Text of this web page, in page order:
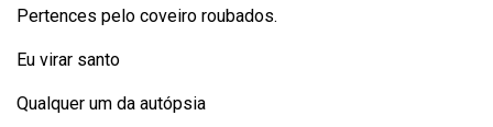
Pertences pelo coveiro roubados.
Eu virar santo
Qualquer um da autópsia